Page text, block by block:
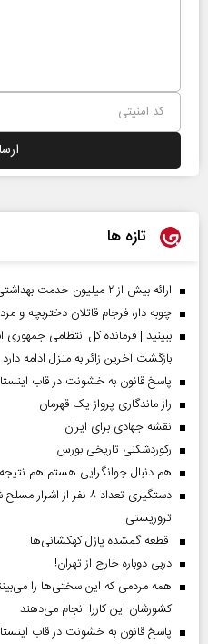
تازه ها
ارائه بیش از ۲ میلیون خدمت بهداشتی در اربعین حسینی
چوبه دار، فرجام قاتلان دختربچه و
ببینید | فرمانده کل انتظامی
بازگشت آخرین زائر به منزل ادامه دارد
پاسخ قانون به خشونت در قاب
راز ماندگاری پرواز یک قهرمان
نقشه جهادی برای ایران
رکوردشکنی تاریخی بورس
هم دنبال جوانگرایی هستم هم نتیجه
دستگیری تعداد ۸ نفر
تروریستی
قطعه گمشده پازل کهکشانی‌ها
دربی دوباره خارج از تهران!
همه مردمی که این سختی‌ها را
کشورشان این کاررا انجام می‌دهند
پاسخ قانون به خشونت در قاب